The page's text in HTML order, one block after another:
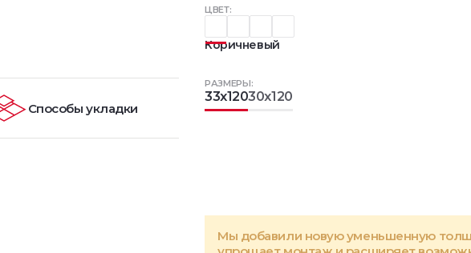
ЦВЕТ:
Коричневый
РАЗМЕРЫ:
33x12030x120
Мы добавили новую уменьшенную
Способы укладки